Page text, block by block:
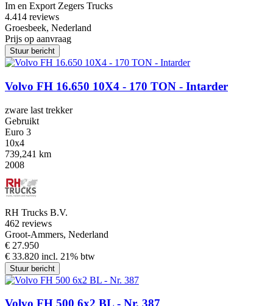
Im en Export Zegers Trucks
4.414 reviews
Groesbeek, Nederland
Prijs op aanvraag
Stuur bericht
Volvo FH 16.650 10X4 - 170 TON - Intarder
zware last trekker
Gebruikt
Euro 3
10x4
739,241 km
2008
RH Trucks B.V.
462 reviews
Groot-Ammers, Nederland
€ 27.950
€ 33.820 incl. 21% btw
Stuur bericht